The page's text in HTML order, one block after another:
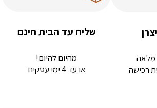
מלאה
רכישה
שליח עד הבית חינם
מהיום להיום!
או עד 4 ימי עסקים